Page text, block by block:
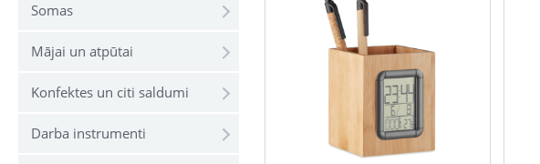
Somas
Mājai un atpūtai
Konfektes un citi saldumi
Darba instrumenti